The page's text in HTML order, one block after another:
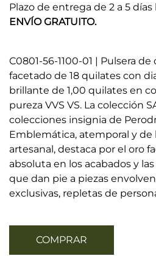
Plazo de entrega de 2 a 5 días
ENVÍO GRATUITO.
C0801-56-1100-01 | Pulsera
facetado de 18 quilates con
brillante de 1,00 quilates en
pureza VVS VS. La colección
colecciones insignia de
Emblemática, atemporal y de
artesanal, destaca por el oro
absoluta en los acabados y
que dan pie a piezas
exclusivas, repletas de
COMPRAR